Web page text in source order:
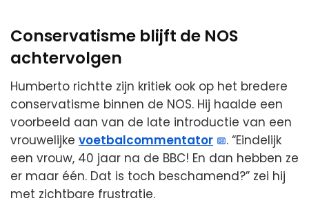
Conservatisme blijft de NOS
achtervolgen
Humberto richtte zijn kritiek ook op het bredere
conservatisme binnen de NOS. Hij haalde een
voorbeeld aan van de late introductie van een
vrouwelijke voetbalcommentator
. “Eindelijk
een vrouw, 40 jaar na de BBC! En dan hebben ze
er maar één. Dat is toch beschamend?” zei hij
met zichtbare frustratie.